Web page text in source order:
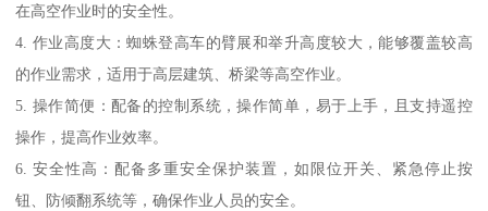
在高空作业时的安全性。
4. 作业高度大：蜘蛛登高车的臂展和举升高度较大，能够覆盖较高
的作业需求，适用于高层建筑、桥梁等高空作业。
5. 操作简便：配备的控制系统，操作简单，易于上手，且支持遥控
操作，提高作业效率。
6. 安全性高：配备多重安全保护装置，如限位开关、紧急停止按
钮、防倾翻系统等，确保作业人员的安全。